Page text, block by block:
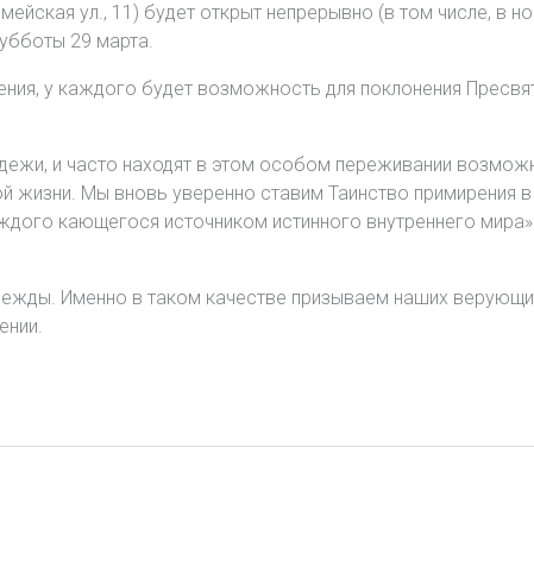
ул., 11) будет открыт непрерывно (в том числе, в
29 марта.
у каждого будет возможность для поклонения
и часто находят в этом особом переживании
Мы вновь уверенно ставим Таинство примирения
кающегося источником истинного внутреннего
Именно в таком качестве призываем наших